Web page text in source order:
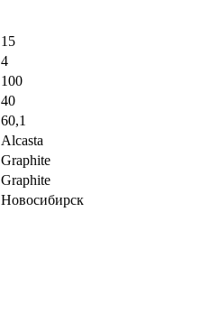
15
4
100
40
60,1
Alcasta
Graphite
Graphite
Новосибирск